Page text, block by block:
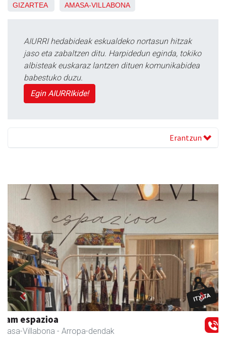
GIZARTEA AMASA-VILLABONA
AIURRI hedabideak eskualdeko nortasun hitzak
jaso eta zabaltzen ditu. Harpidedun eginda, tokiko
albisteak euskaraz lantzen dituen komunikabidea
babestuko duzu.
Egin AIURRIkide!
Erantzun
Amasa-Villabonako Udala
Amasa-Villabona - Udaletxeak
Previous Next